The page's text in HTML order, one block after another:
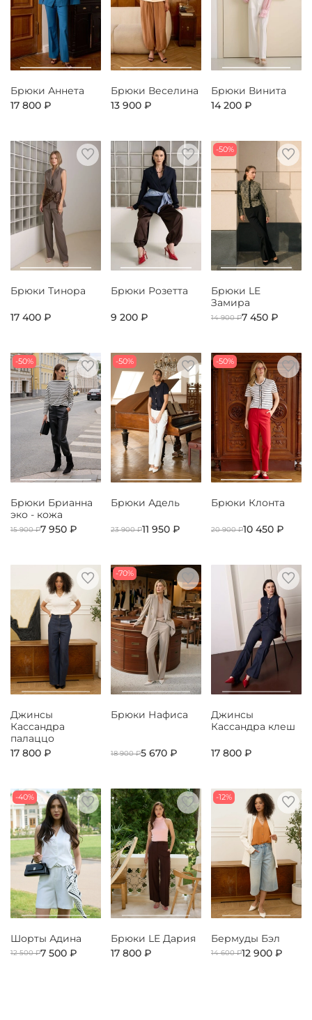
Брюки Аннета
17 800 ₽
Брюки Веселина
13 900 ₽
Брюки Винита
14 200 ₽
Брюки Тинора
17 400 ₽
Брюки Розетта
9 200 ₽
-50%
Брюки LE
Замира
14 900 ₽7 450 ₽
-50%
Брюки Брианна
эко - кожа
15 900 ₽7 950 ₽
-50%
Брюки Адель
23 900 ₽11 950 ₽
-50%
Брюки Клонта
20 900 ₽10 450 ₽
Джинсы
Кассандра
палаццо
17 800 ₽
-70%
Брюки Нафиса
18 900 ₽5 670 ₽
Джинсы
Кассандра клеш
17 800 ₽
-40%
Шорты Адина
12 500 ₽7 500 ₽
Брюки LE Дария
17 800 ₽
-12%
Бермуды Бэл
14 600 ₽12 900 ₽